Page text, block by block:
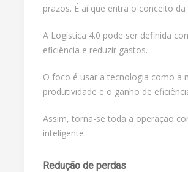
prazos. É aí que entra o conceito
A Logística 4.0 pode ser definida
eficiência e reduzir gastos.
O foco é usar a tecnologia como a
produtividade e o ganho de
Assim, torna-se toda a operação
inteligente.
Redução de perdas